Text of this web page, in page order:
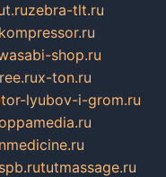
zebra-tlt.ru
shop.ru
x-ton.ru
tor-lyubov-i-grom.ru
tutmassage.ru